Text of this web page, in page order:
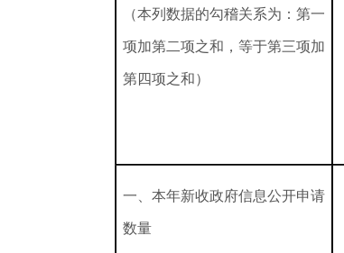
（本列数据的勾稽关系为：第一
项加第二项之和，等于第三项加
第四项之和）
一、本年新收政府信息公开申请
数量